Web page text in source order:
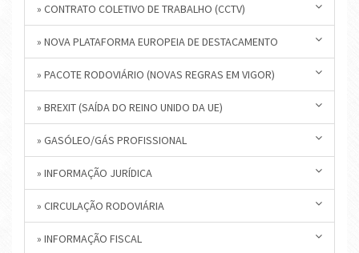
» CONTRATO COLETIVO DE TRABALHO (CCTV)
» NOVA PLATAFORMA EUROPEIA DE DESTACAMENTO
» PACOTE RODOVIÁRIO (NOVAS REGRAS EM VIGOR)
» BREXIT (SAÍDA DO REINO UNIDO DA UE)
» GASÓLEO/GÁS PROFISSIONAL
» INFORMAÇÃO JURÍDICA
» CIRCULAÇÃO RODOVIÁRIA
» INFORMAÇÃO FISCAL